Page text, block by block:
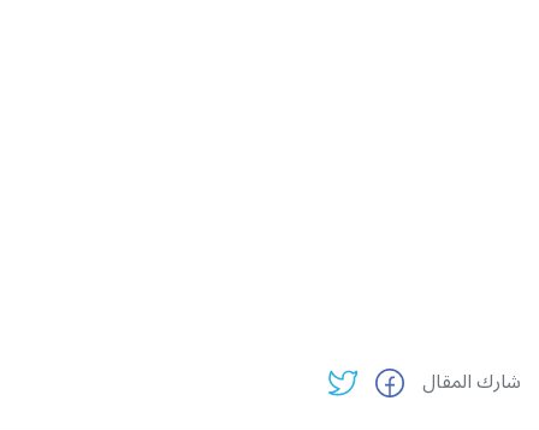
شارك المقال